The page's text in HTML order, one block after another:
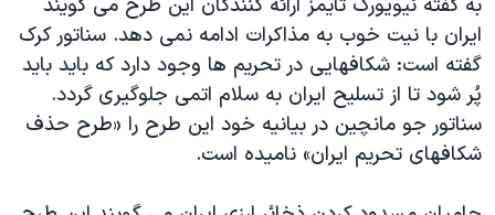
اسرائیل در جنگ
نرگس محمدی برنده جایزه نوبل صلح
همایش محافظه‌کاران آمریکا «سی‌پک»
صفحه‌های ویژه
سفر پرزیدنت ترامپ به چین
به گفته نیویورک تایمز ارائه کنندگان این طرح می گویند
ایران با نیت خوب به مذاکرات ادامه نمی دهد. سناتور کرک
گفته است: شکافهایی در تحریم ها وجود دارد که باید باید
پُر شود تا از تسلیح ایران به سلام اتمی جلوگیری گردد.
سناتور جو مانچین در بیانیه خود این طرح را «طرح حذف
شکافهای تحریم ایران» نامیده است.